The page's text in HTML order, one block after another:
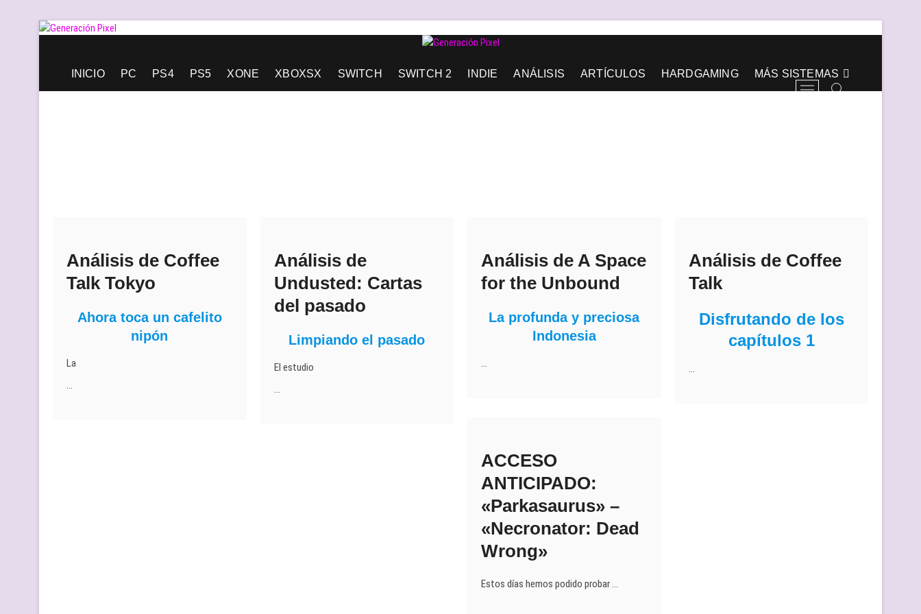
Saltar
Generación Pixel
INICIO PC PS4 PS5 XONE XBOXSX SWITCH SWITCH 2 INDIE ANÁLISIS ARTÍCULOS HARDGAMING MÁS SISTEMAS
B
ú
Análisis de Coffee
Talk Tokyo
Ahora toca un cafelito
nipón
La
…
Análisis de
Undusted: Cartas
del pasado
Limpiando el pasado
El estudio
…
Análisis de A Space
for the Unbound
La profunda y preciosa
Indonesia
…
Análisis de Coffee
Talk
Disfrutando de los
capítulos 1
…
ACCESO
ANTICIPADO:
«Parkasaurus» –
«Necronator: Dead
Wrong»
Estos días hemos podido probar …